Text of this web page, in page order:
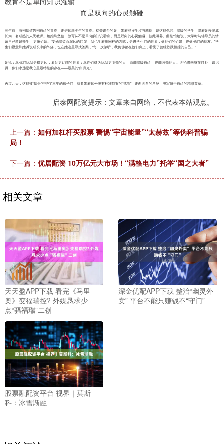
而是双向的心灵触碰
三年前，曲别怡嬉告别自己的青春，走进这群少年的青春。初登讲台的她，带着些许生涩与笨拙，是这群包容、温暖的学生，陪着她慢慢成
长为一名成熟的人民教师。她始终坚信，教育从不是单向的知识灌输，而是双向的心灵触碰、彼此滋养。曲别怡嬉说，大学时与辅导员的情
谊早已超越师生，更像姐妹。“受她温柔而深远的启发，我也学着用同样的方式，走进学生们的世界，做他们的姐姐，也做他们的朋友。”学
生们愿意和她诉说成长中的阵痛，也在她这里寻找答案，“每一次倾听，我仿佛都在他们身上，看见了曾经跌跌撞撞的自己。”
她说：愿你们比我走得更远，看到更辽阔的世界；愿你们成为比我更明亮的人，既能温暖自己，也能照亮他人。无论将来身在何处，请记
得，你们永远是我心里最特别的存在——最美的“白月光”。
再过几天，这群被“怡哥”守护了三年的孩子们，就要带着这份没有标准答案的“试卷”，走向各自的考场，书写属于自己的精彩篇章。
启泰网配资提示：文章来自网络，不代表本站观点。
上一篇： 如何加杠杆买股票 警惕“宇宙能量”“太赫兹”等伪科普骗
局！
下一篇： 优居配资 10万亿元大市场！“满格电力”托举“国之大者”
相关文章
天天盈APP下载 看完《马里
奥》变福瑞控? 外媒恳求少
点“骚福瑞”二创
深金优配APP下载 整治“幽灵外
卖” 平台不能只赚钱不“守门”
股票融配资平台 视界｜莫斯
科：冰雪渐融